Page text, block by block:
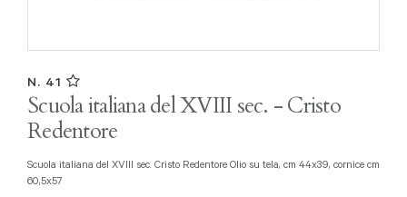
N. 41
Scuola italiana del XVIII sec. - Cristo
Redentore
Scuola italiana del XVIII sec. Cristo Redentore Olio su tela, cm 44x39, cornice cm
60,5x57